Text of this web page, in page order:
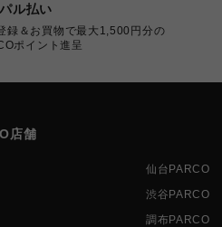
ル払い
録＆お買物で最大1,500円分の
ポイント進呈
店舗
仙台PARCO
渋谷PARCO
調布PARCO